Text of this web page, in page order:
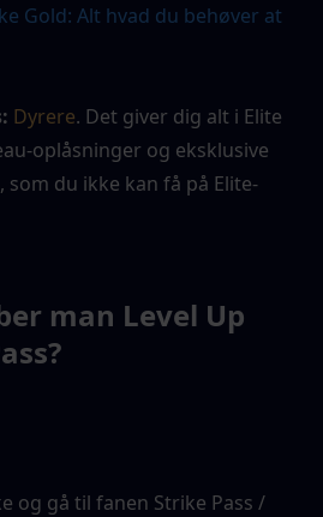
Gold: Alt hvad du behøver at
Dyrere. Det giver dig alt i Elite
oplåsninger og eksklusive
du ikke kan få på Elite-
man Level Up
og gå til fanen Strike Pass /